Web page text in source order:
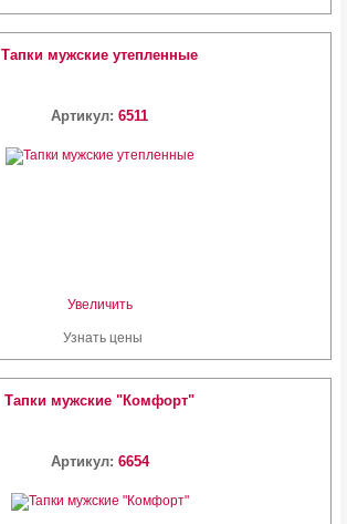
Тапки мужские утепленные
Артикул: 6511
Увеличить
Узнать цены
Тапки мужские "Комфорт"
Артикул: 6654